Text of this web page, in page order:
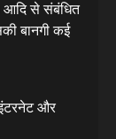
आदि से संबंधित
बानगी कई
और